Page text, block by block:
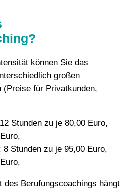
können Sie das
großen
(Preise für Privatkunden,
Stunden zu je 80,00 Euro,
8 Stunden zu je 95,00 Euro,
des Berufungscoachings hängt